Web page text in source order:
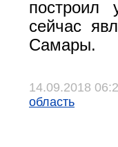
построил
сейчас
Самары.
14.09.2018
область